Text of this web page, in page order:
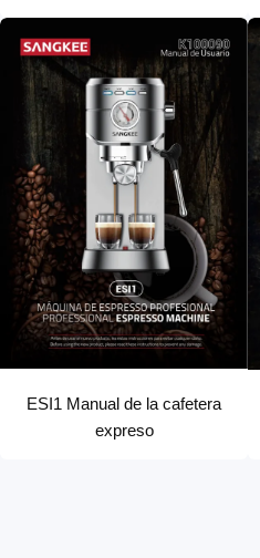
ESI1 Manual de la cafetera
expreso